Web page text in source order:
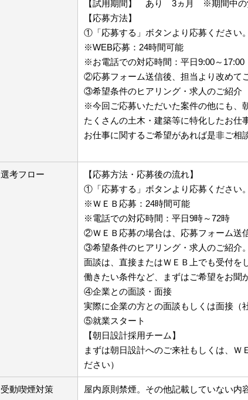
【試用期間】 あり 3ヵ月 ※期間中の
【応募方法】
①「応募する」ボタンより応募ください。
※WEB応募：24時間可能
※お電話での対応時間：平日9:00～17:00
②応募フォーム送信後、担当より改めて
③希望条件のヒアリング・求人のご紹介
※今回ご応募いただいた案件の他にも、
たくさんの土木・建築等に特化したお仕
お仕事に関するご希望があれば是非ご相
選考フロー
【応募方法・応募後の流れ】
①「応募する」ボタンより応募ください。
※ＷＥＢ応募：24時間可能
※電話での対応時間：平日9時～72時
②ＷＥＢ応募の場合は、応募フォーム送
③希望条件のヒアリング・求人のご紹介。
面談は、直接またはＷＥＢ上でも受付を
働きたい条件など、まずはご希望をお聞
④企業との面談・面接
実際に企業の方との面談もしくは面接（
⑤就業スタート
【朝日設計採用チーム】
まずは朝日設計へのご来社もしくは、
ださい）
受動喫煙対策 屋内原則禁煙。その他記載していない内